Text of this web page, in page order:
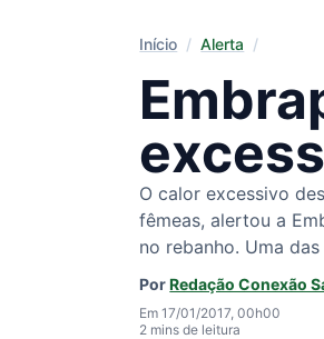
Início /Alerta /
O calor excessivo
fêmeas, alertou a
no rebanho. Uma
PorRedação Conexão
Em 17/01/2017, 00h00
2 mins de leitura